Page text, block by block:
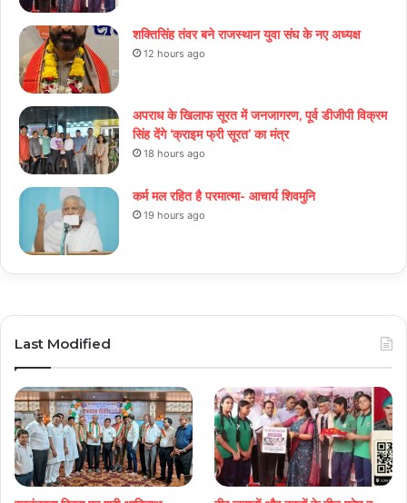
शक्तिसिंह तंवर बने राजस्थान युवा संघ के नए अध्यक्ष
12 hours ago
अपराध के खिलाफ सूरत में जनजागरण, पूर्व डीजीपी विक्रम
सिंह देंगे ‘क्राइम फ्री सूरत’ का मंत्र
18 hours ago
कर्म मल रहित है परमात्मा- आचार्य शिवमुनि
19 hours ago
Last Modified